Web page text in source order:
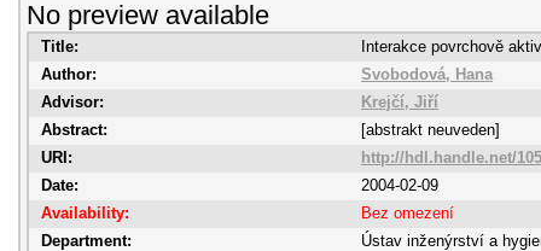
No preview available
Title:
Interakce povrchově
Author:
Svobodová, Hana
Advisor:
Krejčí, Jiří
Abstract:
[abstrakt neuveden]
URI:
http://hdl.handle.net/
Date:
2004-02-09
Availability:
Bez omezení
Department:
Ústav inženýrství a